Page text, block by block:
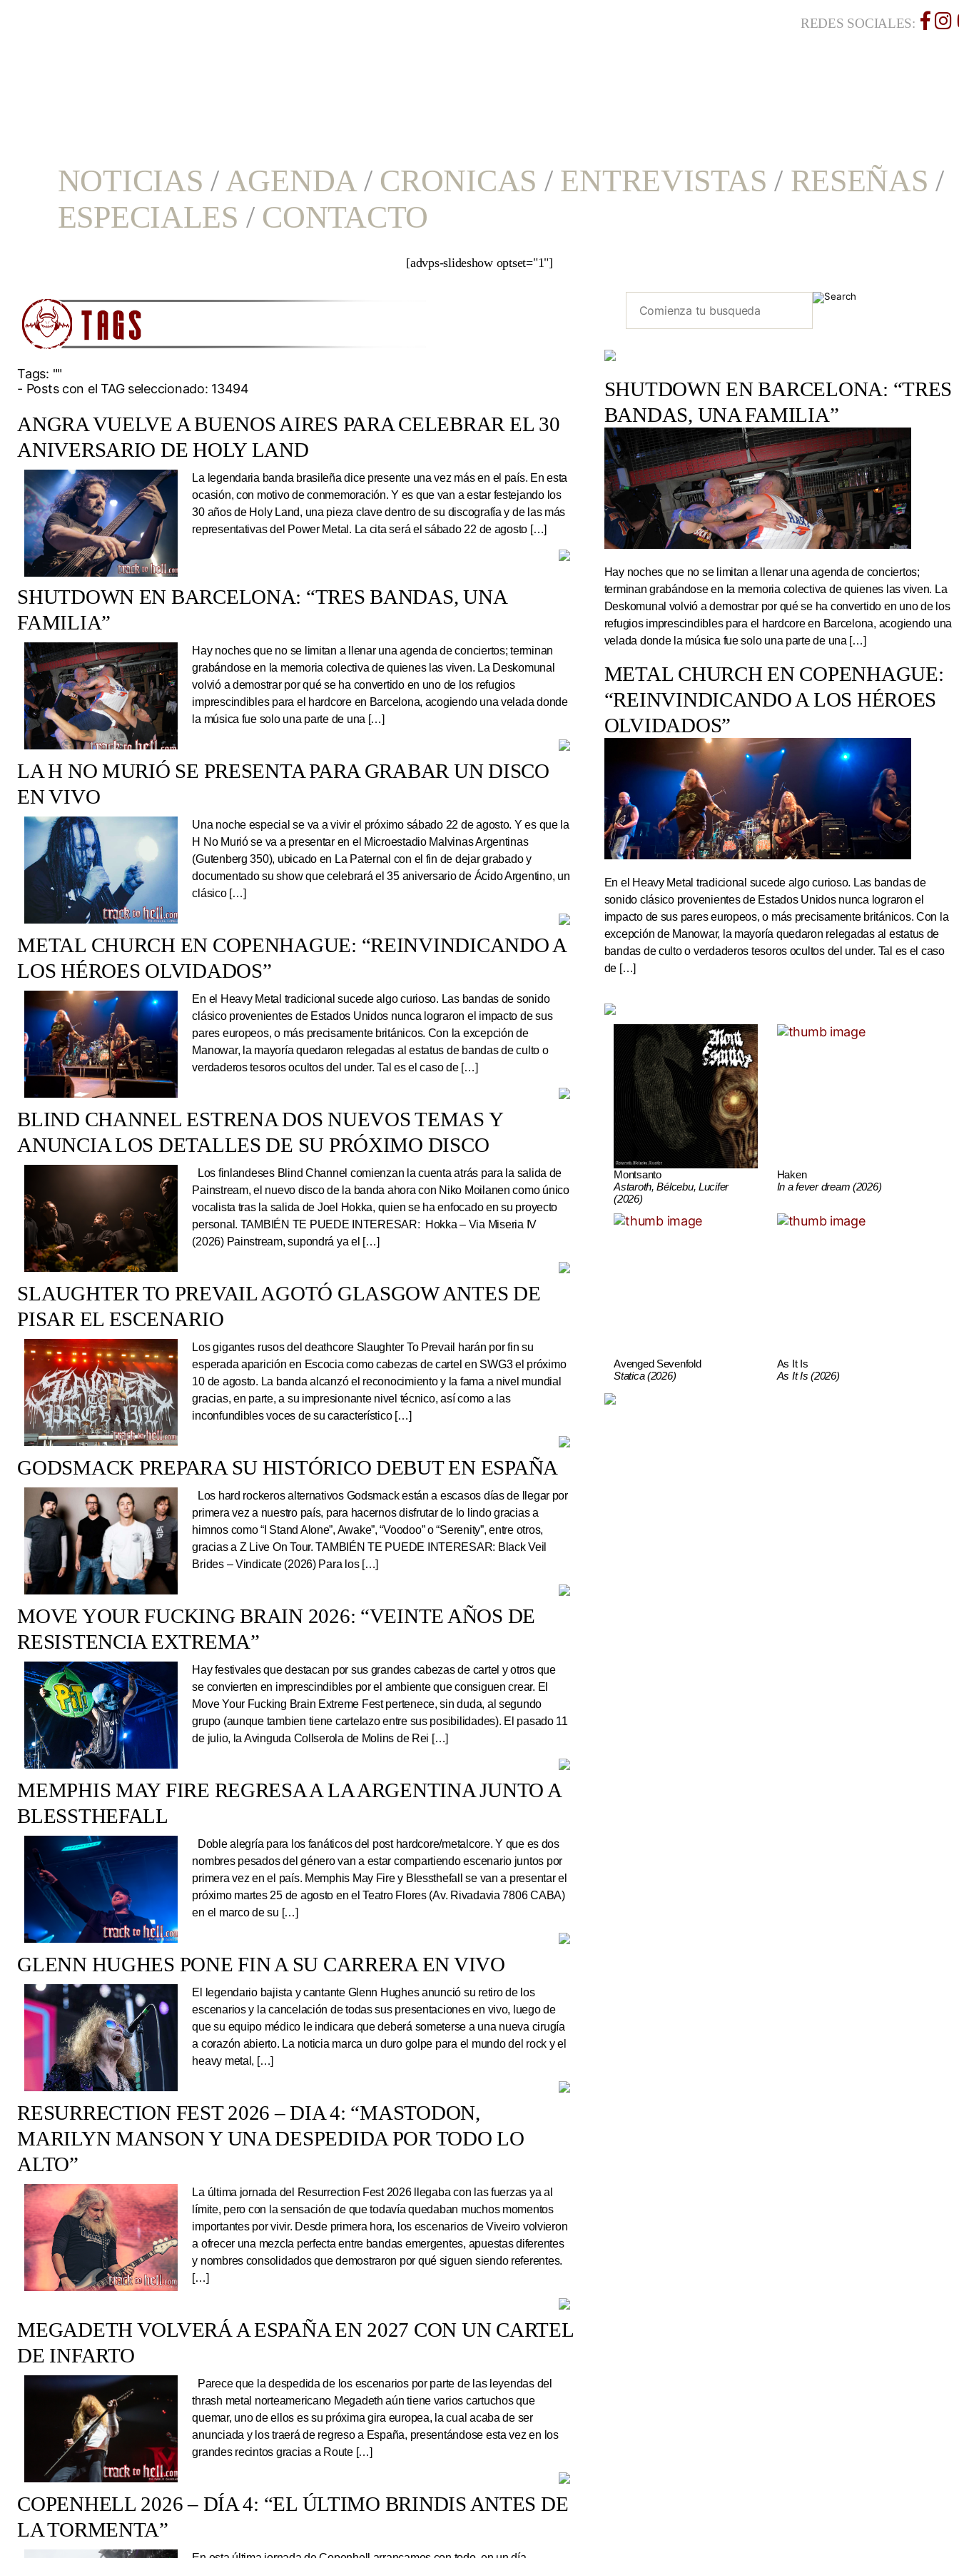
REDES SOCIALES:
NOTICIAS /AGENDA/ CRONICAS / ENTREVISTAS / RESEÑAS /
ESPECIALES / CONTACTO
[advps-slideshow optset="1"]
Tags: ""
- Posts con el TAG seleccionado: 13494
ANGRA VUELVE A BUENOS AIRES PARA CELEBRAR EL 30
ANIVERSARIO DE HOLY LAND
La legendaria banda brasileña dice presente una vez más en el país. En esta
ocasión, con motivo de conmemoración. Y es que van a estar festejando los
30 años de Holy Land, una pieza clave dentro de su discografía y de las más
representativas del Power Metal. La cita será el sábado 22 de agosto […]
SHUTDOWN EN BARCELONA: “TRES BANDAS, UNA
FAMILIA”
Hay noches que no se limitan a llenar una agenda de conciertos; terminan
grabándose en la memoria colectiva de quienes las viven. La Deskomunal
volvió a demostrar por qué se ha convertido en uno de los refugios
imprescindibles para el hardcore en Barcelona, acogiendo una velada donde
la música fue solo una parte de una […]
LA H NO MURIÓ SE PRESENTA PARA GRABAR UN DISCO
EN VIVO
Una noche especial se va a vivir el próximo sábado 22 de agosto. Y es que la
H No Murió se va a presentar en el Microestadio Malvinas Argentinas
(Gutenberg 350), ubicado en La Paternal con el fin de dejar grabado y
documentado su show que celebrará el 35 aniversario de Ácido Argentino, un
clásico […]
METAL CHURCH EN COPENHAGUE: “REINVINDICANDO A
LOS HÉROES OLVIDADOS”
En el Heavy Metal tradicional sucede algo curioso. Las bandas de sonido
clásico provenientes de Estados Unidos nunca lograron el impacto de sus
pares europeos, o más precisamente británicos. Con la excepción de
Manowar, la mayoría quedaron relegadas al estatus de bandas de culto o
verdaderos tesoros ocultos del under. Tal es el caso de […]
BLIND CHANNEL ESTRENA DOS NUEVOS TEMAS Y
ANUNCIA LOS DETALLES DE SU PRÓXIMO DISCO
Los finlandeses Blind Channel comienzan la cuenta atrás para la salida de
Painstream, el nuevo disco de la banda ahora con Niko Moilanen como único
vocalista tras la salida de Joel Hokka, quien se ha enfocado en su proyecto
personal. TAMBIÉN TE PUEDE INTERESAR: Hokka – Via Miseria IV
(2026) Painstream, supondrá ya el […]
SLAUGHTER TO PREVAIL AGOTÓ GLASGOW ANTES DE
PISAR EL ESCENARIO
Los gigantes rusos del deathcore Slaughter To Prevail harán por fin su
esperada aparición en Escocia como cabezas de cartel en SWG3 el próximo
10 de agosto. La banda alcanzó el reconocimiento y la fama a nivel mundial
gracias, en parte, a su impresionante nivel técnico, así como a las
inconfundibles voces de su característico […]
GODSMACK PREPARA SU HISTÓRICO DEBUT EN ESPAÑA
Los hard rockeros alternativos Godsmack están a escasos días de llegar por
primera vez a nuestro país, para hacernos disfrutar de lo lindo gracias a
himnos como “I Stand Alone”, Awake”, “Voodoo” o “Serenity”, entre otros,
gracias a Z Live On Tour. TAMBIÉN TE PUEDE INTERESAR: Black Veil
Brides – Vindicate (2026) Para los […]
MOVE YOUR FUCKING BRAIN 2026: “VEINTE AÑOS DE
RESISTENCIA EXTREMA”
Hay festivales que destacan por sus grandes cabezas de cartel y otros que
se convierten en imprescindibles por el ambiente que consiguen crear. El
Move Your Fucking Brain Extreme Fest pertenece, sin duda, al segundo
grupo (aunque tambien tiene cartelazo entre sus posibilidades). El pasado 11
de julio, la Avinguda Collserola de Molins de Rei […]
MEMPHIS MAY FIRE REGRESA A LA ARGENTINA JUNTO A
BLESSTHEFALL
Doble alegría para los fanáticos del post hardcore/metalcore. Y que es dos
nombres pesados del género van a estar compartiendo escenario juntos por
primera vez en el país. Memphis May Fire y Blessthefall se van a presentar el
próximo martes 25 de agosto en el Teatro Flores (Av. Rivadavia 7806 CABA)
en el marco de su […]
GLENN HUGHES PONE FIN A SU CARRERA EN VIVO
El legendario bajista y cantante Glenn Hughes anunció su retiro de los
escenarios y la cancelación de todas sus presentaciones en vivo, luego de
que su equipo médico le indicara que deberá someterse a una nueva cirugía
a corazón abierto. La noticia marca un duro golpe para el mundo del rock y el
heavy metal, […]
RESURRECTION FEST 2026 – DIA 4: “MASTODON,
MARILYN MANSON Y UNA DESPEDIDA POR TODO LO
ALTO”
La última jornada del Resurrection Fest 2026 llegaba con las fuerzas ya al
límite, pero con la sensación de que todavía quedaban muchos momentos
importantes por vivir. Desde primera hora, los escenarios de Viveiro volvieron
a ofrecer una mezcla perfecta entre bandas emergentes, apuestas diferentes
y nombres consolidados que demostraron por qué siguen siendo referentes.
[…]
MEGADETH VOLVERÁ A ESPAÑA EN 2027 CON UN CARTEL
DE INFARTO
Parece que la despedida de los escenarios por parte de las leyendas del
thrash metal norteamericano Megadeth aún tiene varios cartuchos que
quemar, uno de ellos es su próxima gira europea, la cual acaba de ser
anunciada y los traerá de regreso a España, presentándose esta vez en los
grandes recintos gracias a Route […]
COPENHELL 2026 – DÍA 4: “EL ÚLTIMO BRINDIS ANTES DE
LA TORMENTA”
SHUTDOWN EN BARCELONA: “TRES
BANDAS, UNA FAMILIA”
Hay noches que no se limitan a llenar una agenda de conciertos;
terminan grabándose en la memoria colectiva de quienes las viven. La
Deskomunal volvió a demostrar por qué se ha convertido en uno de los
refugios imprescindibles para el hardcore en Barcelona, acogiendo una
velada donde la música fue solo una parte de una […]
METAL CHURCH EN COPENHAGUE:
“REINVINDICANDO A LOS HÉROES
OLVIDADOS”
En el Heavy Metal tradicional sucede algo curioso. Las bandas de
sonido clásico provenientes de Estados Unidos nunca lograron el
impacto de sus pares europeos, o más precisamente británicos. Con la
excepción de Manowar, la mayoría quedaron relegadas al estatus de
bandas de culto o verdaderos tesoros ocultos del under. Tal es el caso
de […]
Montsanto
Astaroth, Bélcebu, Lucifer
(2026)
Haken
In a fever dream (2026)
Avenged Sevenfold
Statica (2026)
As It Is
As It Is (2026)